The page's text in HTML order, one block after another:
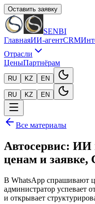
Оставить заявку
SENBI
ГлавнаяИИ-агентCRM
Отрасли
ЦеныПартнёрам
RU KZ EN
RU KZ EN
Все материалы
Автосервис: ИИ
ценам и заявке,
В WhatsApp спрашивают
администратор успевает
и открывает